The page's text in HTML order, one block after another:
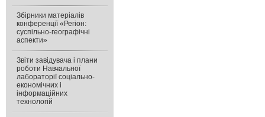
Збірники матеріалів
конференції «Регіон:
суспільно-географічні
аспекти»
Звіти завідувача і плани
роботи Навчальної
лабораторії соціально-
економічних і
інформаційних
технологій